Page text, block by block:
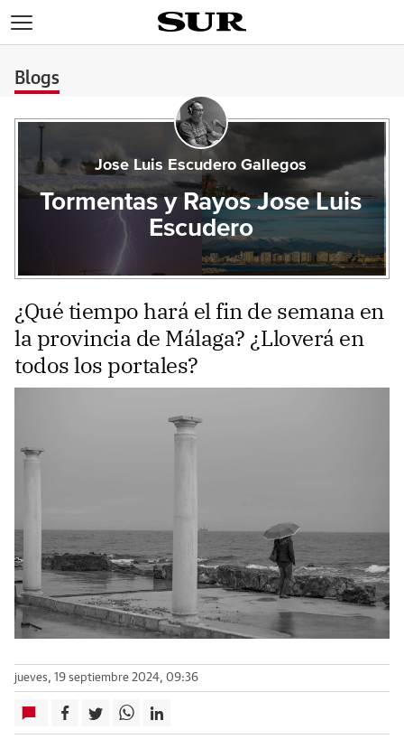
Blogs
Jose Luis Escudero Gallegos
Tormentas y Rayos Jose Luis
Escudero
¿Qué tiempo hará el fin de semana en
la provincia de Málaga? ¿Lloverá en
todos los portales?
jueves, 19 septiembre 2024, 09:36